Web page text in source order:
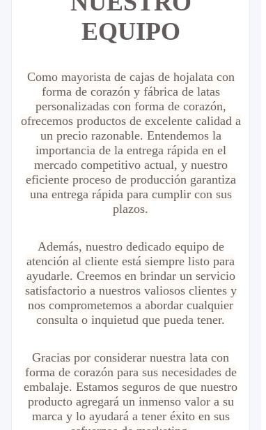
EQUIPO
Como mayorista de cajas de hojalata con
forma de corazón y fábrica de latas
personalizadas con forma de corazón,
ofrecemos productos de excelente calidad a
un precio razonable. Entendemos la
importancia de la entrega rápida en el
mercado competitivo actual, y nuestro
eficiente proceso de producción garantiza
una entrega rápida para cumplir con sus
plazos.
Además, nuestro dedicado equipo de
atención al cliente está siempre listo para
ayudarle. Creemos en brindar un servicio
satisfactorio a nuestros valiosos clientes y
nos comprometemos a abordar cualquier
consulta o inquietud que pueda tener.
Gracias por considerar nuestra lata con
forma de corazón para sus necesidades de
embalaje. Estamos seguros de que nuestro
producto agregará un inmenso valor a su
marca y lo ayudará a tener éxito en sus